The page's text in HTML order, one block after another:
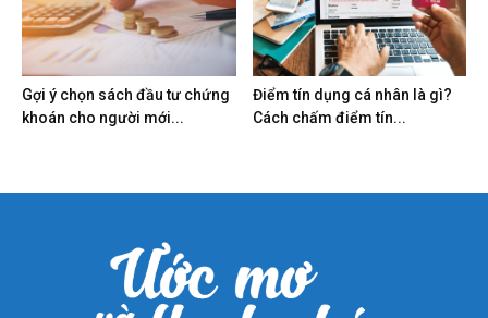
Gợi ý chọn sách đầu tư chứng
khoán cho người mới...
Điểm tín dụng cá nhân là gì?
Cách chấm điểm tín...